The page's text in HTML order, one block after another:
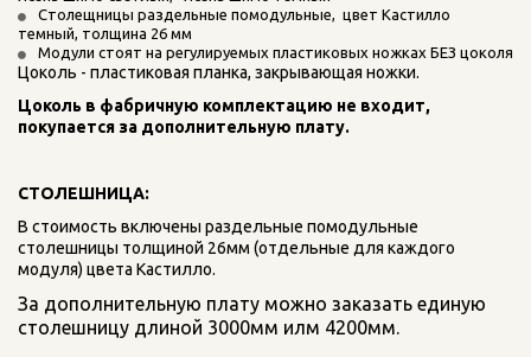
Столещницы раздельные помодульные,  цвет Кастилло
темный, толщина 26 мм
Модули стоят на регулируемых пластиковых ножках БЕЗ цоколя
Цоколь - пластиковая планка, закрывающая ножки.
Цоколь в фабричную комплектацию не входит,
покупается за дополнительную плату.
СТОЛЕШНИЦА:
В стоимость включены раздельные помодульные
столешницы толщиной 26мм (отдельные для каждого
модуля) цвета Кастилло.
За дополнительную плату можно заказать единую
столешницу длиной 3000мм илм 4200мм.